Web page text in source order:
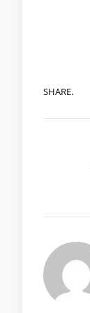
SHARE.